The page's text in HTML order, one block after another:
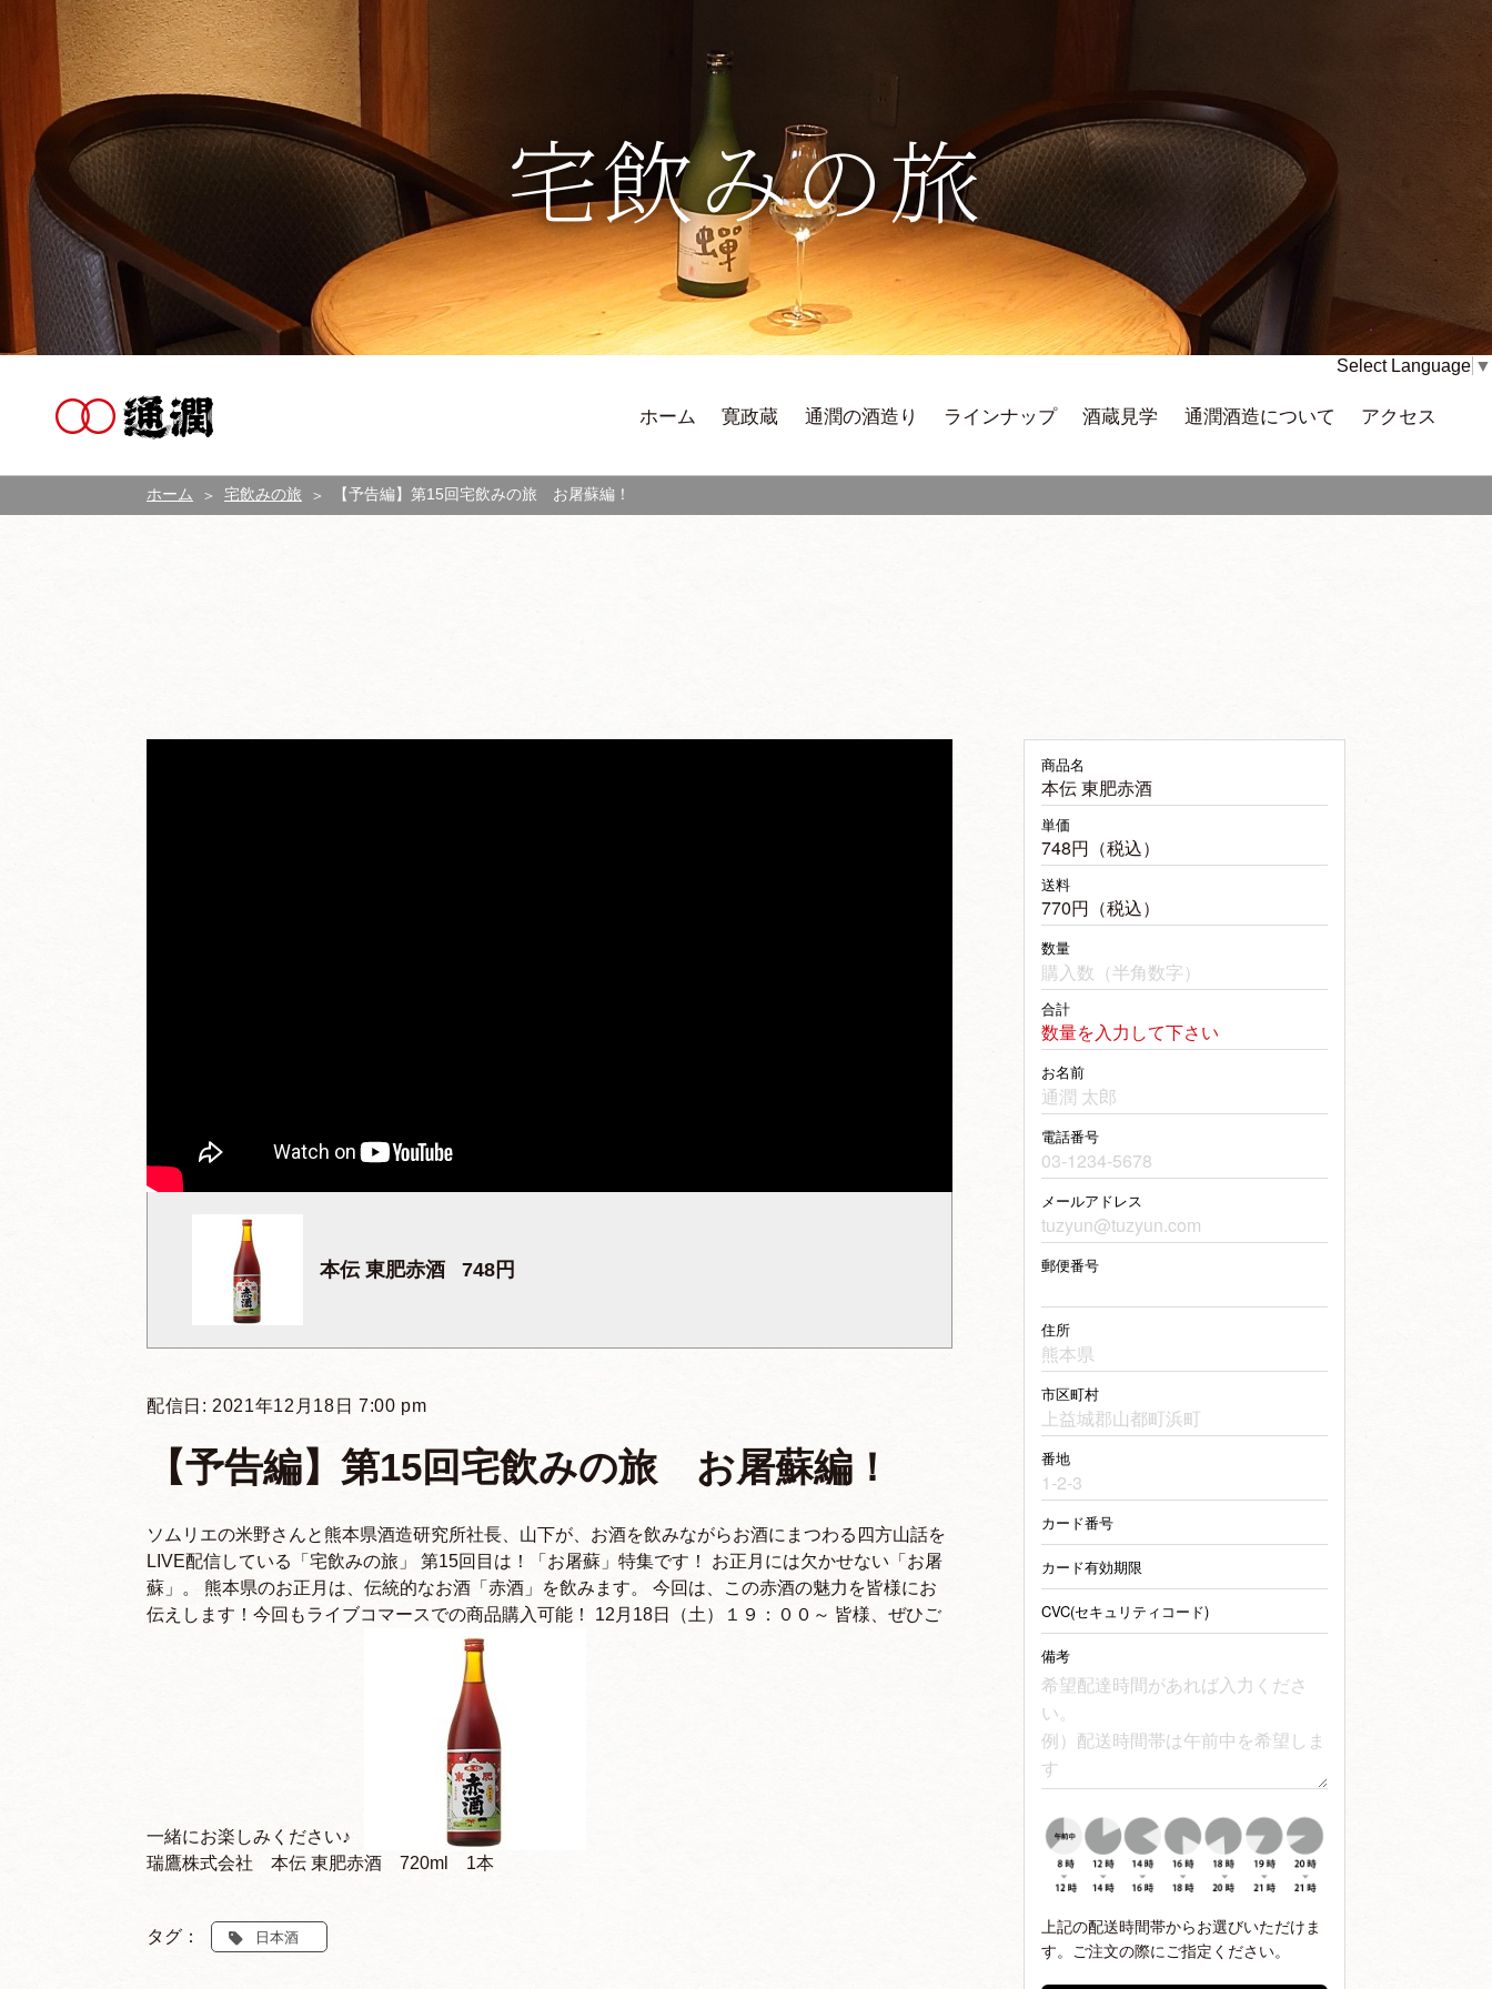
宅飲みの旅
Select Language ▼
ホーム 寛政蔵 通潤の酒造り ラインナップ 酒蔵見学 通潤酒造について アクセス
ホーム 宅飲みの旅 【予告編】第15回宅飲みの旅 お屠蘇編！
本伝 東肥赤酒 748円
配信日: 2021年12月18日 7:00 pm
【予告編】第15回宅飲みの旅 お屠蘇編！
ソムリエの米野さんと熊本県酒造研究所社長、山下が、お酒を飲みながらお酒にまつわる四方山話を
LIVE配信している「宅飲みの旅」 第15回目は！「お屠蘇」特集です！ お正月には欠かせない「お屠
蘇」。 熊本県のお正月は、伝統的なお酒「赤酒」を飲みます。 今回は、この赤酒の魅力を皆様にお
伝えします！今回もライブコマースでの商品購入可能！ 12月18日（土）１９：００～ 皆様、ぜひご
一緒にお楽しみください♪
瑞鷹株式会社 本伝 東肥赤酒 720ml 1本
タグ： 日本酒
商品名
本伝 東肥赤酒
単価
748円（税込）
送料
770円（税込）
数量
合計
数量を入力して下さい
お名前
電話番号
メールアドレス
郵便番号
住所
市区町村
番地
カード番号
カード有効期限
CVC(セキュリティコード)
備考
上記の配送時間帯からお選びいただけま
す。ご注文の際にご指定ください。